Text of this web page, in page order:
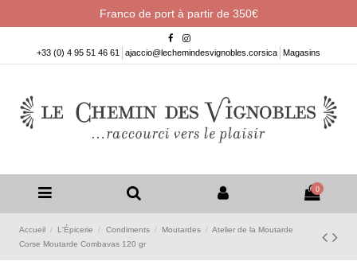
Franco de port à partir de 350€
+33 (0) 4 95 51 46 61 ajaccio@lechemindesvignobles.corsica Magasins
0
Accueil L'Épicerie Condiments Moutardes
Atelier de la Moutarde
Corse Moutarde Combavas 120 gr